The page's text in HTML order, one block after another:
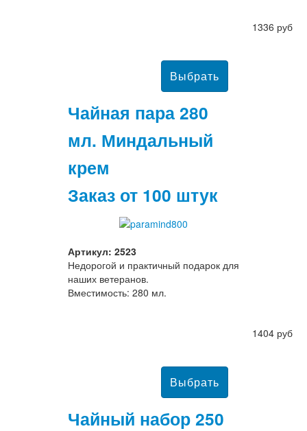
1336 руб
Чайная пара 280
мл. Миндальный
крем
Заказ от 100 штук
Артикул: 2523
Недорогой и практичный подарок для
наших ветеранов.
Вместимость: 280 мл.
1404 руб
Чайный набор 250